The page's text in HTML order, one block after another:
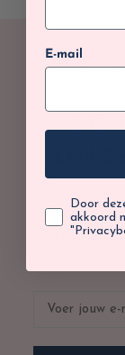
WIL JE
Je krijgt 10%
E-mail
Door
akkoord